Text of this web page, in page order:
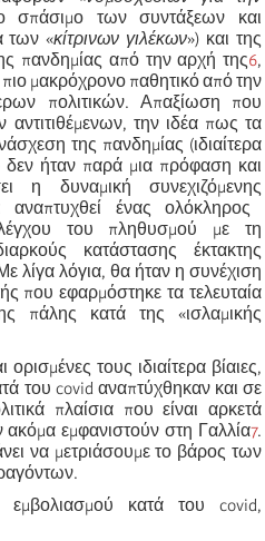
των συντάξεων και
των«κίτρινων γιλέκων») και της
πανδημίας από την αρχή της6,
μακρόχρονο παθητικό από την
πολιτικών. Απαξίωση που
την ιδέα πως τα
της πανδημίας (ιδιαίτερα
δεν ήταν παρά μια πρόφαση και
δυναμική συνεχιζόμενης
αναπτυχθεί ένας ολόκληρος
του πληθυσμού με τη
κατάστασης έκτακτης
λίγα λόγια, θα ήταν η συνέχιση
που εφαρμόστηκε τα τελευταία
πάλης κατά της «ισλαμικής
τους ιδιαίτερα βίαιες,
του covid αναπτύχθηκαν και σε
πλαίσια που είναι αρκετά
εμφανιστούν στη Γαλλία7.
να μετριάσουμε το βάρος των
κατά του covid,